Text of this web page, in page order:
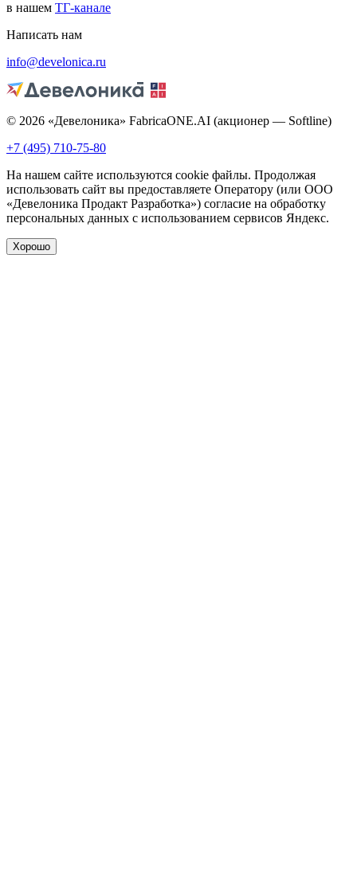
в нашем ТГ-канале
Написать нам
info@develonica.ru
© 2026 «Девелоника» FabricaONE.AI (акционер — Softline)
+7 (495) 710-75-80
На нашем сайте используются cookie файлы. Продолжая
использовать сайт вы предоставляете Оператору (или ООО
«Девелоника Продакт Разработка») согласие на обработку
персональных данных с использованием сервисов Яндекс.
Хорошо